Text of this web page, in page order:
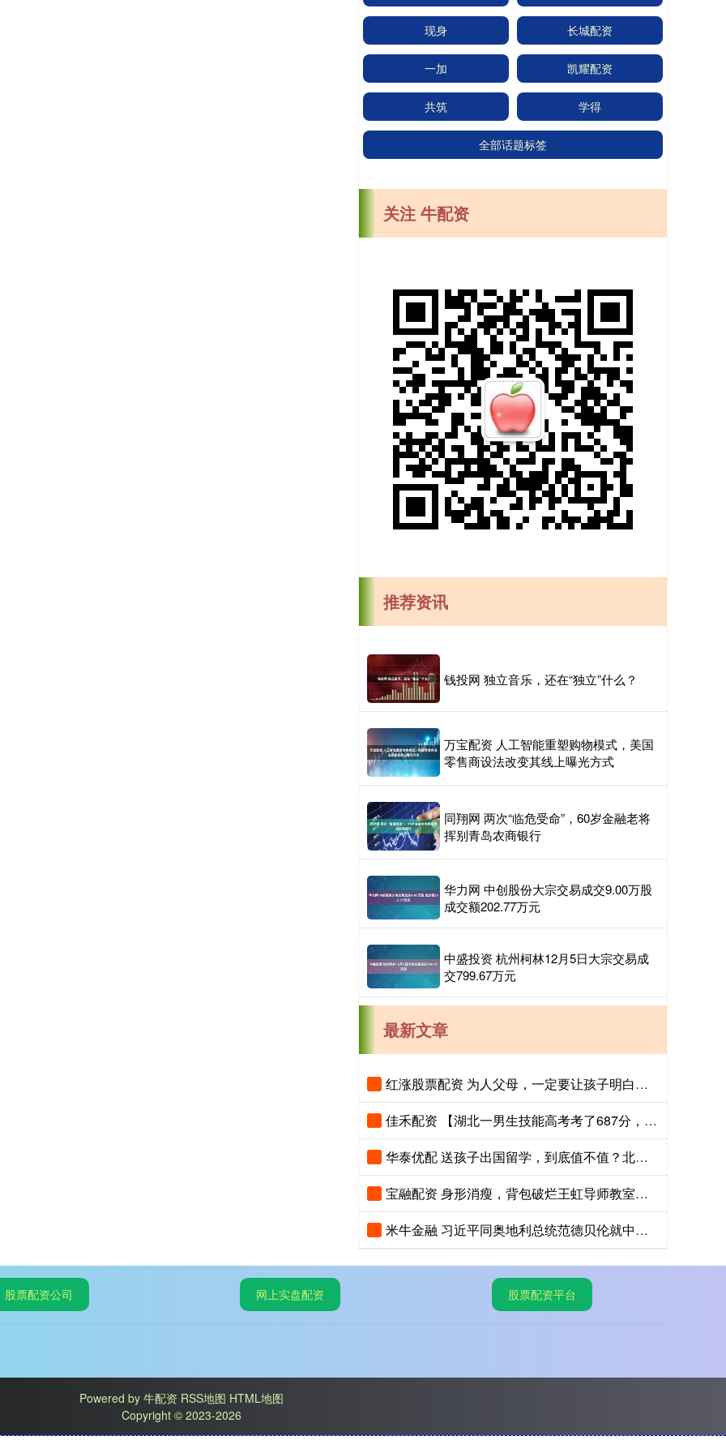
现身 长城配资
一加 凯耀配资
共筑 学得
全部话题标签
关注 牛配资
推荐资讯
钱投网 独立音乐，还在“独立”什么？
万宝配资 人工智能重塑购物模式，美国
零售商设法改变其线上曝光方式
同翔网 两次“临危受命”，60岁金融老将
挥别青岛农商银行
华力网 中创股份大宗交易成交9.00万股
成交额202.77万元
中盛投资 杭州柯林12月5日大宗交易成
交799.67万元
最新文章
红涨股票配资 为人父母，一定要让孩子明白，拼命读书，是在给三代人铺路
佳禾配资 【湖北一男生技能高考考了687分，已被武汉职业技术大学录取，查到录取
华泰优配 送孩子出国留学，到底值不值？北大教授说出了真相
宝融配资 身形消瘦，背包破烂王虹导师教室外的背影，看的多少教授汗颜
米牛金融 习近平同奥地利总统范德贝伦就中奥建交55周年互致贺电
股票配资公司 网上实盘配资 股票配资平台
Powered by 牛配资 RSS地图 HTML地图
Copyright © 2023-2026